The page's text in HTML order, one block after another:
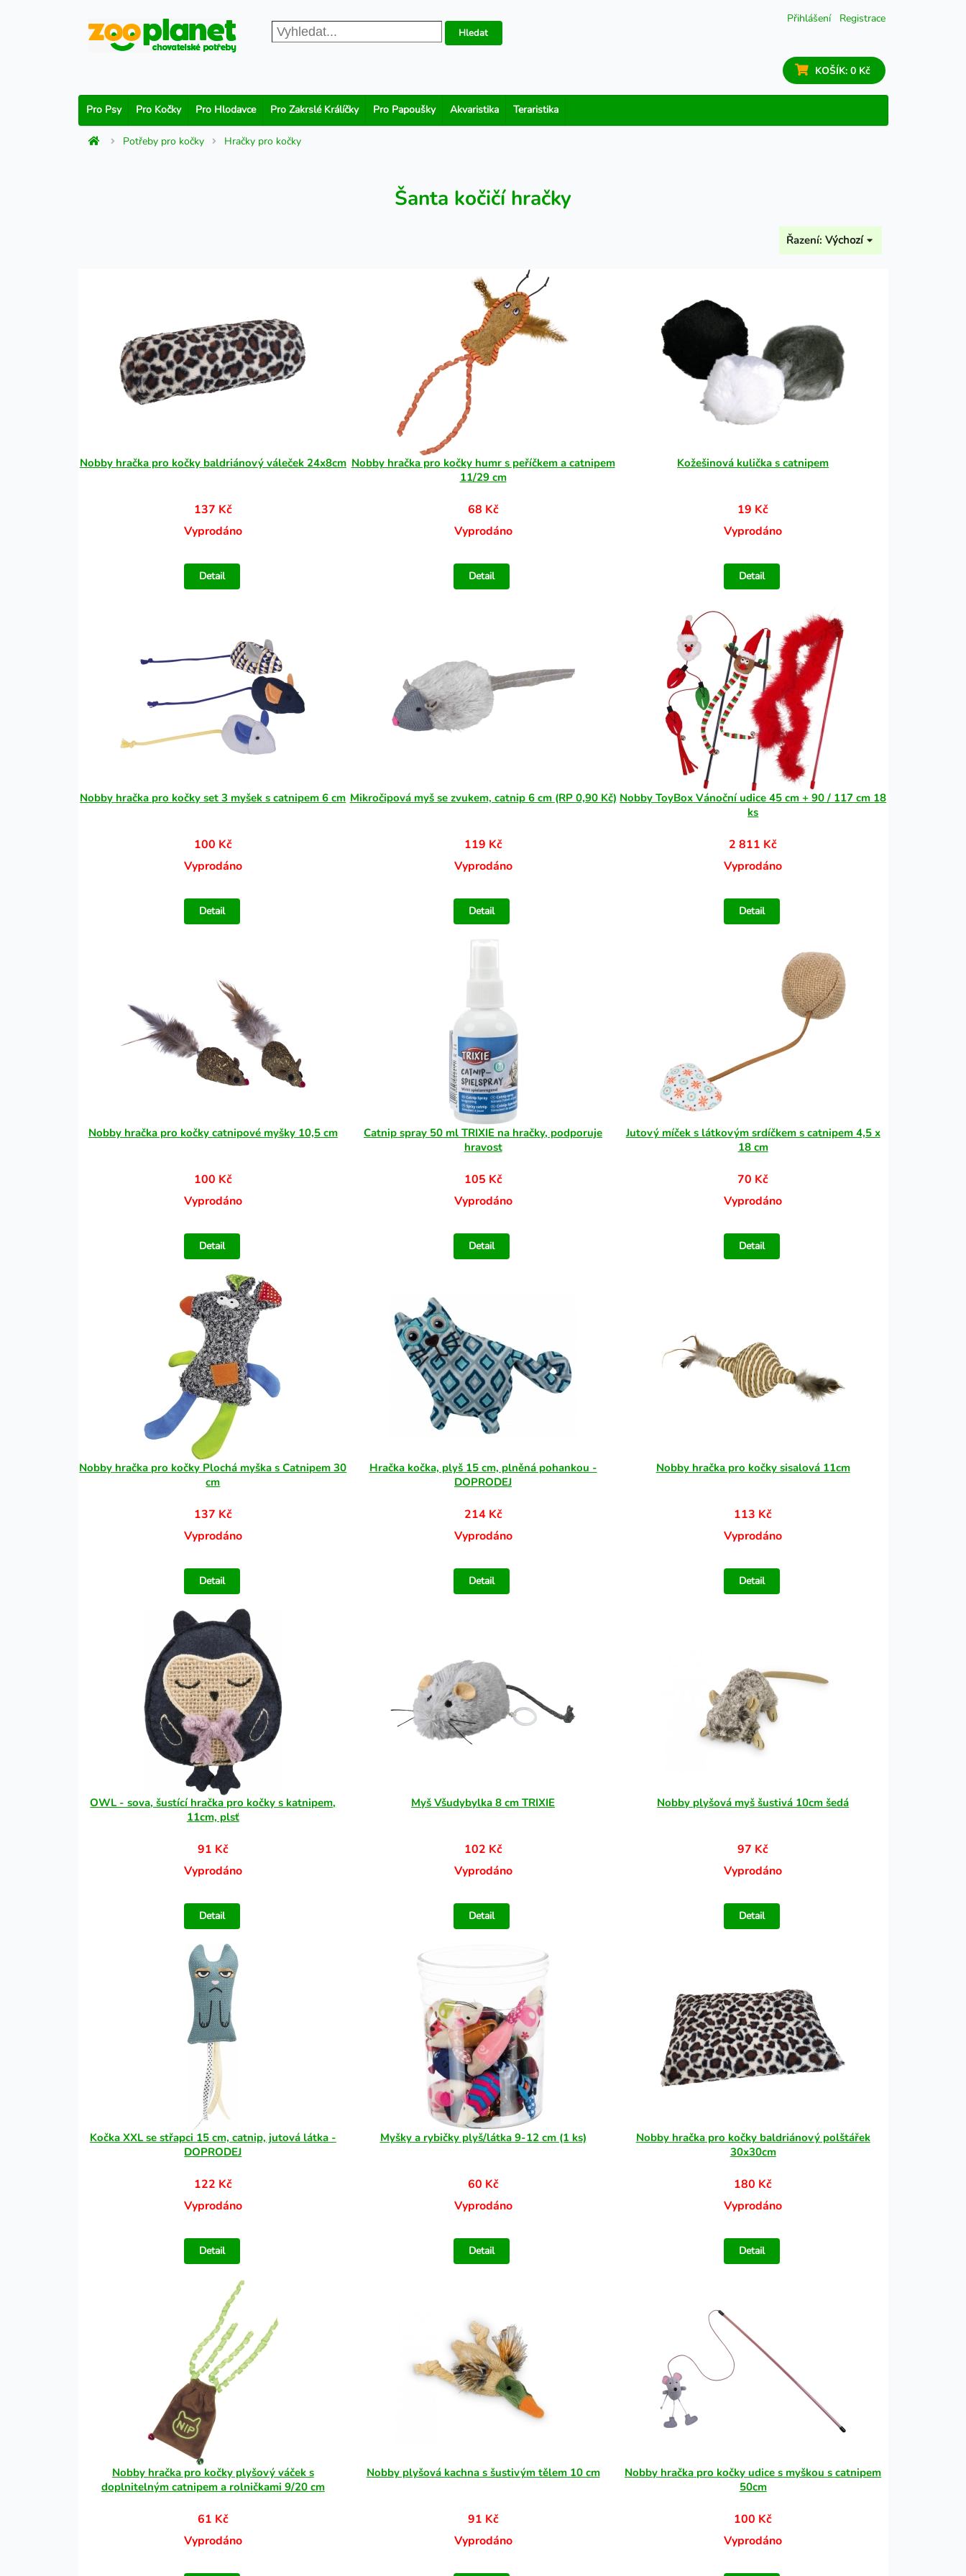
Přihlášení Registrace
Hledat
KOŠÍK: 0 Kč
Pro Psy Pro Kočky Pro Hlodavce Pro Zakrslé Králíčky Pro Papoušky Akvaristika Teraristika
Potřeby pro kočky Hračky pro kočky
Šanta kočičí hračky
Řazení: Výchozí
Nobby hračka pro kočky baldriánový váleček 24x8cm
137 Kč
Vyprodáno
Detail
Nobby hračka pro kočky humr s peříčkem a catnipem
11/29 cm
68 Kč
Vyprodáno
Detail
Kožešinová kulička s catnipem
19 Kč
Vyprodáno
Detail
Nobby hračka pro kočky set 3 myšek s catnipem 6 cm
100 Kč
Vyprodáno
Detail
Mikročipová myš se zvukem, catnip 6 cm (RP 0,90 Kč)
119 Kč
Vyprodáno
Detail
Nobby ToyBox Vánoční udice 45 cm + 90 / 117 cm 18
ks
2 811 Kč
Vyprodáno
Detail
Nobby hračka pro kočky catnipové myšky 10,5 cm
100 Kč
Vyprodáno
Detail
Catnip spray 50 ml TRIXIE na hračky, podporuje
hravost
105 Kč
Vyprodáno
Detail
Jutový míček s látkovým srdíčkem s catnipem 4,5 x
18 cm
70 Kč
Vyprodáno
Detail
Nobby hračka pro kočky Plochá myška s Catnipem 30
cm
137 Kč
Vyprodáno
Detail
Hračka kočka, plyš 15 cm, plněná pohankou -
DOPRODEJ
214 Kč
Vyprodáno
Detail
Nobby hračka pro kočky sisalová 11cm
113 Kč
Vyprodáno
Detail
OWL - sova, šustící hračka pro kočky s katnipem,
11cm, plsť
91 Kč
Vyprodáno
Detail
Myš Všudybylka 8 cm TRIXIE
102 Kč
Vyprodáno
Detail
Nobby plyšová myš šustivá 10cm šedá
97 Kč
Vyprodáno
Detail
Kočka XXL se střapci 15 cm, catnip, jutová látka -
DOPRODEJ
122 Kč
Vyprodáno
Detail
Myšky a rybičky plyš/látka 9-12 cm (1 ks)
60 Kč
Vyprodáno
Detail
Nobby hračka pro kočky baldriánový polštářek
30x30cm
180 Kč
Vyprodáno
Detail
Nobby hračka pro kočky plyšový váček s
doplnitelným catnipem a rolničkami 9/20 cm
61 Kč
Vyprodáno
Nobby plyšová kachna s šustivým tělem 10 cm
91 Kč
Vyprodáno
Nobby hračka pro kočky udice s myškou s catnipem
50cm
100 Kč
Vyprodáno